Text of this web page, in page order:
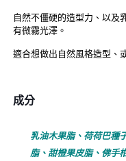
自然不僵硬的造型力、以及
有微霧光澤。
適合想做出自然風格造型、
成分
乳油木果脂、荷荷巴種
脂、甜橙果皮脂、佛手